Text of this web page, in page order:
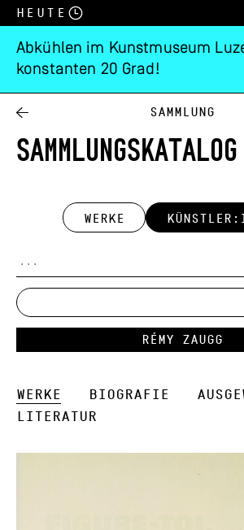
Heute
Abkühlen im Kunstmuseum
konstanten 20 Grad!
Sammlung
WERKE
Rémy Zaugg
Werke Biografie
Literatur